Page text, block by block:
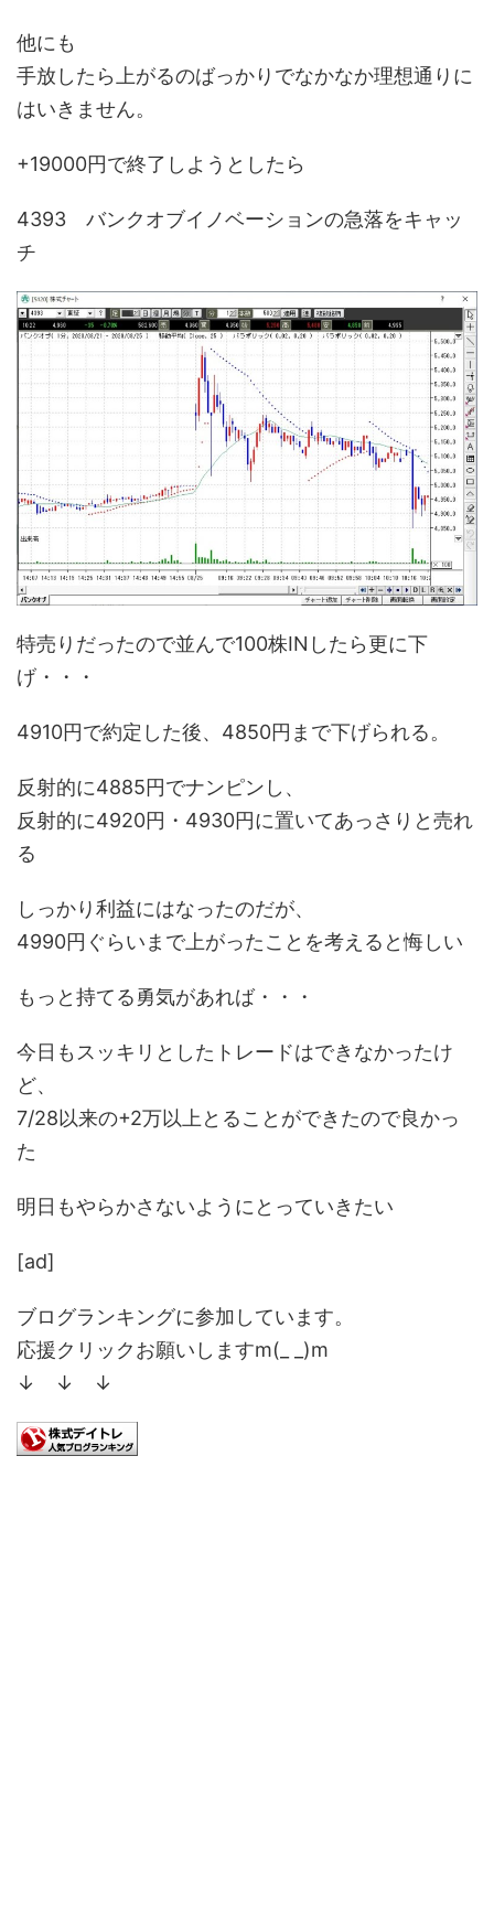
他にも
手放したら上がるのばっかりでなかなか理想通りに
はいきません。
+19000円で終了しようとしたら
4393 バンクオブイノベーションの急落をキャッ
チ
特売りだったので並んで100株INしたら更に下
げ・・・
4910円で約定した後、4850円まで下げられる。
反射的に4885円でナンピンし、
反射的に4920円・4930円に置いてあっさりと売れ
る
しっかり利益にはなったのだが、
4990円ぐらいまで上がったことを考えると悔しい
もっと持てる勇気があれば・・・
今日もスッキリとしたトレードはできなかったけ
ど、
7/28以来の+2万以上とることができたので良かっ
た
明日もやらかさないようにとっていきたい
[ad]
ブログランキングに参加しています。
応援クリックお願いしますm(_ _)m
↓ ↓ ↓